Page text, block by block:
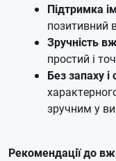
Підтримка
позитивний
Зручність
простий і
Без запаху і
зручним у
Рекомендації до